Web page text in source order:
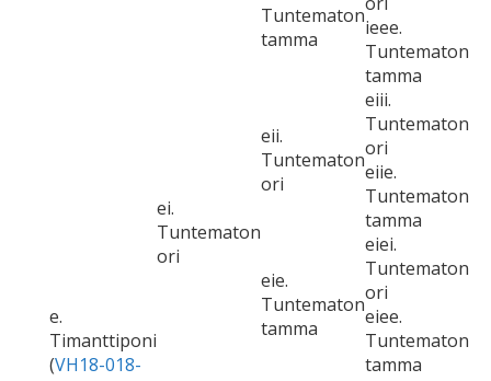
Tuntematon
tamma
ieee.
Tuntematon
tamma
e.
Timanttiponi
(VH18-018-
ei.
Tuntematon
ori
eii.
Tuntematon
ori
eiii.
Tuntematon
ori
eiie.
Tuntematon
tamma
eie.
Tuntematon
tamma
eiei.
Tuntematon
ori
eiee.
Tuntematon
tamma